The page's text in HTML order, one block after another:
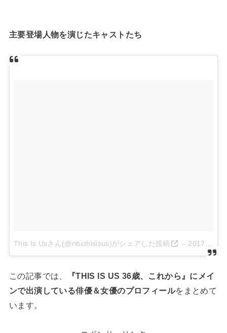
主要登場人物を演じたキャストたち
This Is Usさん(@nbcthisisus)がシェアした投稿 – 2017 1月 19 2:15午後 PST
この記事では、
『THIS IS US 36歳、これから』にメイ
ンで出演している俳優＆女優のプロフィールをまとめて
います。